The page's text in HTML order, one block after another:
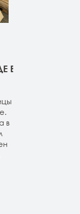
В
в